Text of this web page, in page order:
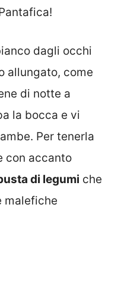
dagli occhi
allungato, come
di notte a
la bocca e vi
Per tenerla
con accanto
di legumi che
malefiche